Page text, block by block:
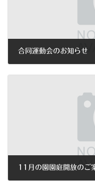
合同運動会のお知らせ